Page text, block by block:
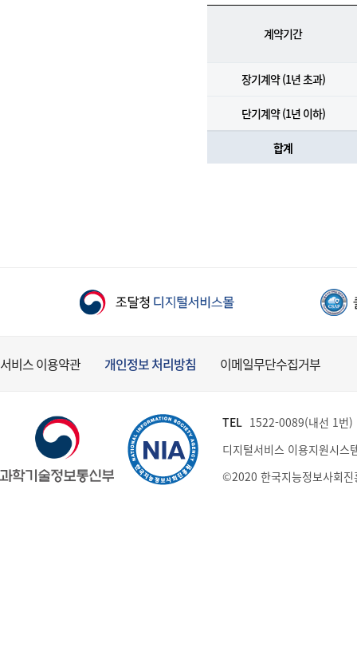
계약기간
장기계약 (1년 초과)
단기계약 (1년 이하)
합계
서비스 이용약관 개인정보 처리방침 이메일무단수집거부
TEL 1522-0089(내선 1번
디지털서비스 이용지원시스
©2020 한국지능정보사회진